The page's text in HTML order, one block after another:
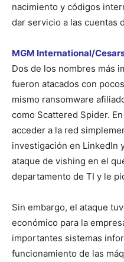
nacimiento y códigos
dar servicio a las cuentas
MGM International/
Dos de los nombres más
fueron atacados con
mismo ransomware
como Scattered Spider.
acceder a la red
investigación en LinkedIn
ataque de vishing en el
departamento de TI y le
Sin embargo, el ataque
económico para la
importantes sistemas
funcionamiento de las